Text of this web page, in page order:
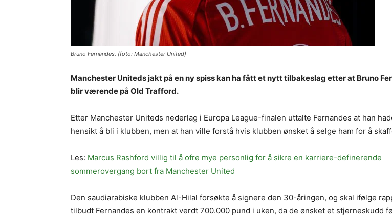
Bruno Fernandes. (foto: Manchester United)
Manchester Uniteds jakt på en ny spiss kan ha fått et nytt tilbakeslag etter at Bruno
blir værende på Old Trafford.
Etter Manchester Uniteds nederlag i Europa League-finalen uttalte Fernandes at han
hensikt å bli i klubben, men at han ville forstå hvis klubben ønsket å selge ham for å
Les: Marcus Rashford villig til å ofre mye personlig for å sikre en karriere-definerende
sommerovergang bort fra Manchester United
Den saudiarabiske klubben Al-Hilal forsøkte å signere den 30-åringen, og skal ifølge
tilbudt Fernandes en kontrakt verdt 700.000 pund i uken, da de ønsket et stjerneskudd